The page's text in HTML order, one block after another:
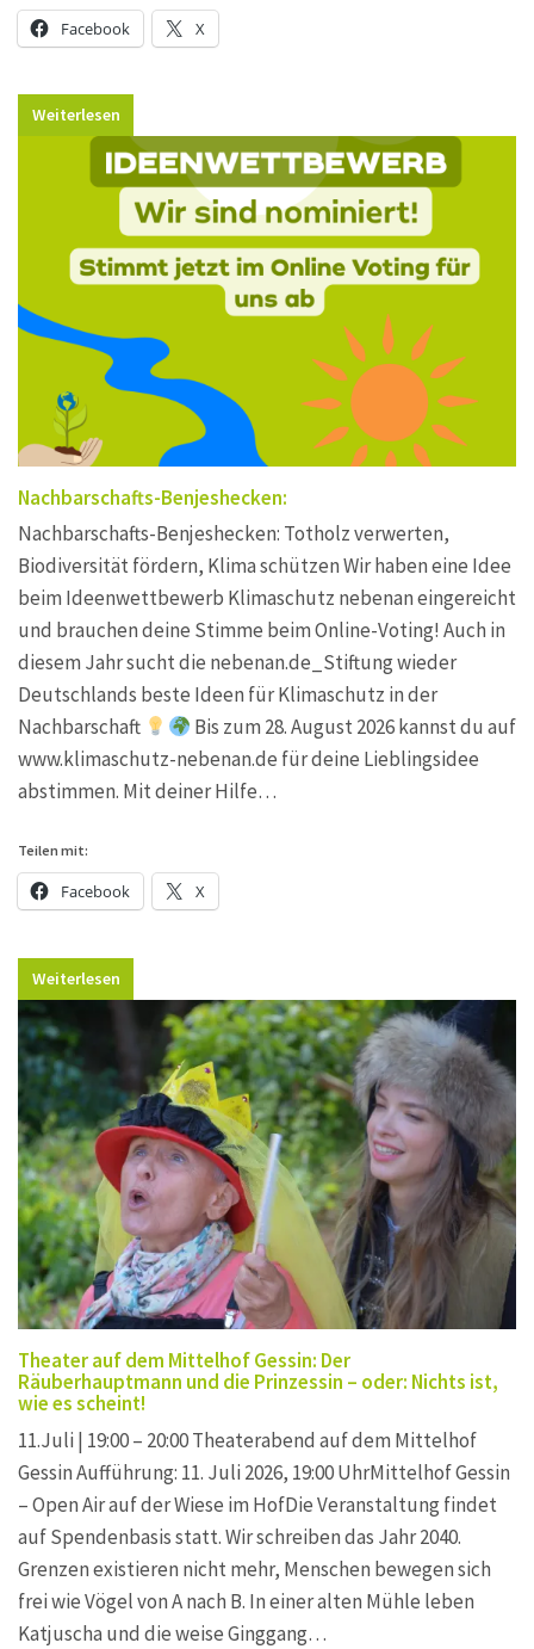
Facebook X
Weiterlesen
Nachbarschafts-Benjeshecken:
Nachbarschafts-Benjeshecken: Totholz verwerten,
Biodiversität fördern, Klima schützen Wir haben eine Idee
beim Ideenwettbewerb Klimaschutz nebenan eingereicht
und brauchen deine Stimme beim Online-Voting! Auch in
diesem Jahr sucht die nebenan.de_Stiftung wieder
Deutschlands beste Ideen für Klimaschutz in der
Nachbarschaft
Bis zum 28. August 2026 kannst du auf
www.klimaschutz-nebenan.de für deine Lieblingsidee
abstimmen. Mit deiner Hilfe…
Teilen mit:
Facebook X
Weiterlesen
Theater auf dem Mittelhof Gessin: Der
Räuberhauptmann und die Prinzessin – oder: Nichts ist,
wie es scheint!
11.Juli | 19:00 – 20:00 Theaterabend auf dem Mittelhof
Gessin Aufführung: 11. Juli 2026, 19:00 UhrMittelhof Gessin
– Open Air auf der Wiese im HofDie Veranstaltung findet
auf Spendenbasis statt. Wir schreiben das Jahr 2040.
Grenzen existieren nicht mehr, Menschen bewegen sich
frei wie Vögel von A nach B. In einer alten Mühle leben
Katjuscha und die weise Ginggang…